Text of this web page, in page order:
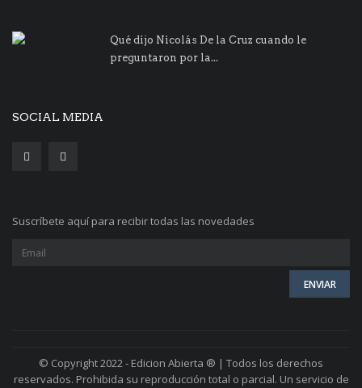
Qué dijo Nicolás De la Cruz cuando le
preguntaron por la...
SOCIAL MEDIA
Suscríbete aquí para recibir todas las novedades
© Copyright 2022 - Edicion Abierta ® | Todos los derechos
reservados. Prohibida su reproducción total o parcial. Un servicio de